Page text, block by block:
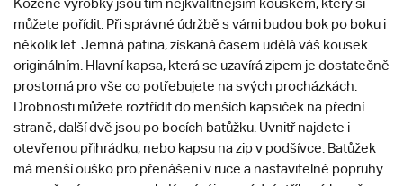
Kožené výrobky jsou tím nejkvalitnějším kouskem, který si
můžete pořídit. Při správné údržbě s vámi budou bok po boku i
několik let. Jemná patina, získaná časem udělá váš kousek
originálním. Hlavní kapsa, která se uzavírá zipem je dostatečně
prostorná pro vše co potřebujete na svých procházkách.
Drobnosti můžete roztřídit do menších kapsiček na přední
straně, další dvě jsou po bocích batůžku. Uvnitř najdete i
otevřenou přihrádku, nebo kapsu na zip v podšívce. Batůžek
má menší ouško pro přenášení v ruce a nastavitelné popruhy